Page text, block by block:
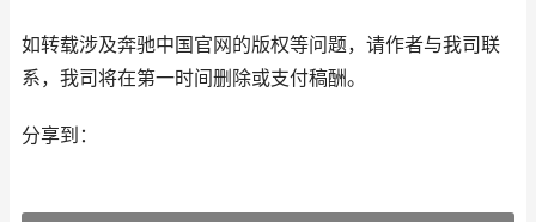
如转载涉及奔驰中国官网的版权等问题，请作者与我司联
系，我司将在第一时间删除或支付稿酬。
分享到：